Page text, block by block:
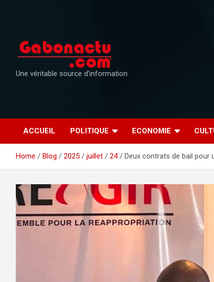
Une véritable source d'information
ACCUEIL POLITIQUE ECONOMIE
Home Blog 2025 juillet 24 Deux contrats de bail pour